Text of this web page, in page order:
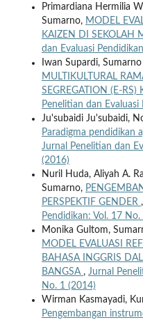
Primardiana Hermilia
Sumarno, MODEL
KAIZEN DI SEKOLAH
dan Evaluasi
Iwan Supardi,
MULTIKULTURAL
SEGREGATION (E-RS)
Penelitian dan
Ju'subaidi Ju'subaidi,
Paradigma pendidikan
Jurnal Penelitian dan
(2016)
Nuril Huda, Aliyah A.
Sumarno,
PERSPEKTIF GENDER ,
Pendidikan: Vol. 17
Monika Gultom,
MODEL EVALUASI
BAHASA INGGRIS
BANGSA , Jurnal
No. 1 (2014)
Wirman Kasmayadi,
Pengembangan